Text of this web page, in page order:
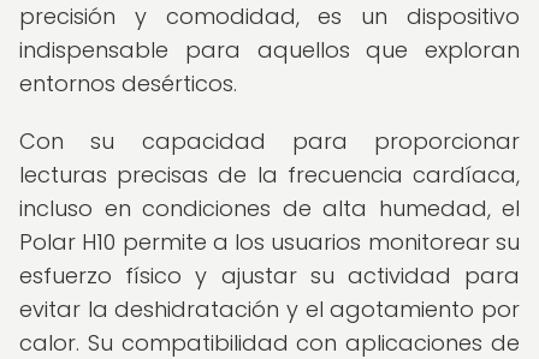
precisión y comodidad, es un dispositivo
indispensable para aquellos que exploran
entornos desérticos.
Con su capacidad para proporcionar
lecturas precisas de la frecuencia cardíaca,
incluso en condiciones de alta humedad, el
Polar H10 permite a los usuarios monitorear su
esfuerzo físico y ajustar su actividad para
evitar la deshidratación y el agotamiento por
calor. Su compatibilidad con aplicaciones de